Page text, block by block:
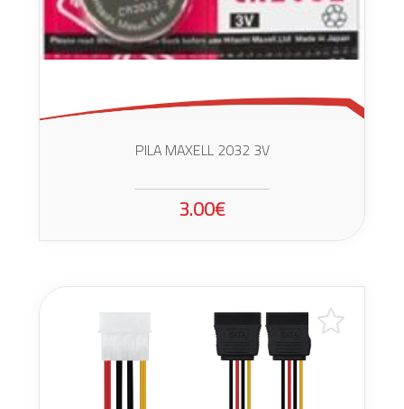
PILA MAXELL 2032 3V
3.00€